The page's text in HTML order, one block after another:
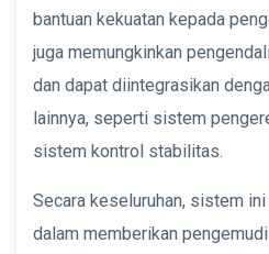
bantuan kekuatan kepada
juga memungkinkan
dan dapat diintegrasikan
lainnya, seperti sistem
sistem kontrol stabilitas.
Secara keseluruhan, sistem
dalam memberikan